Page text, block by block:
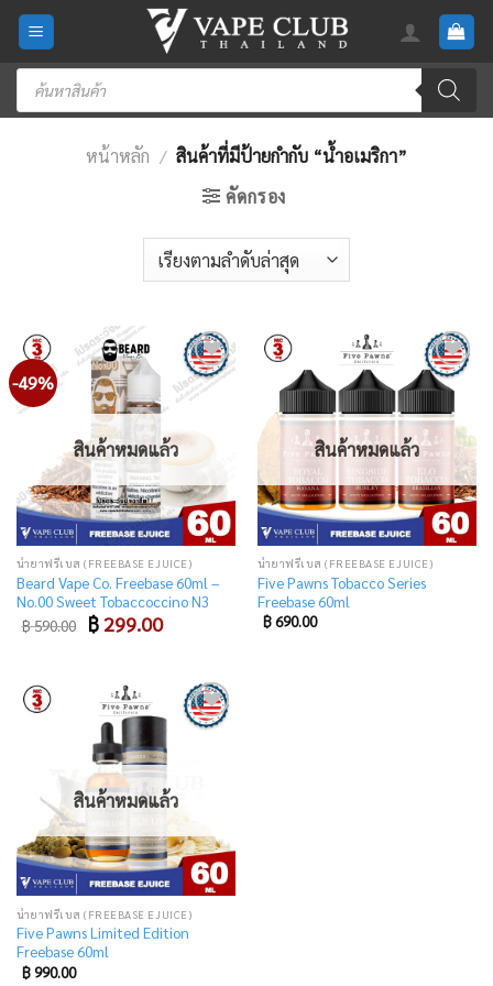
Skip
content
Products
search
หน้าหลัก / สินค้าที่มีป้ายกำกับ “น้ำอเมริกา”
คัดกรอง
-49%
Add
to
สินค้าหมดแล้ว
น้ำยาฟรีเบส (FREEBASE EJUICE)
Beard Vape Co. Freebase 60ml –
No.00 Sweet Tobaccoccino N3
฿590.00 Original
price
฿299.00Current
price
Add
to
wishlist
สินค้าหมดแล้ว
น้ำยาฟรีเบส (FREEBASE EJUICE)
Five Pawns Tobacco Series
Freebase 60ml
฿690.00
Add
สินค้าหมดแล้ว
น้ำยาฟรีเบส (FREEBASE EJUICE)
Five Pawns Limited Edition
Freebase 60ml
฿990.00